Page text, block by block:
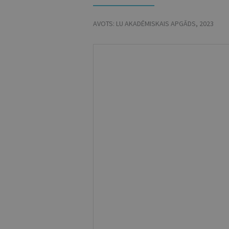
AVOTS: LU AKADĒMISKAIS APGĀDS, 2023